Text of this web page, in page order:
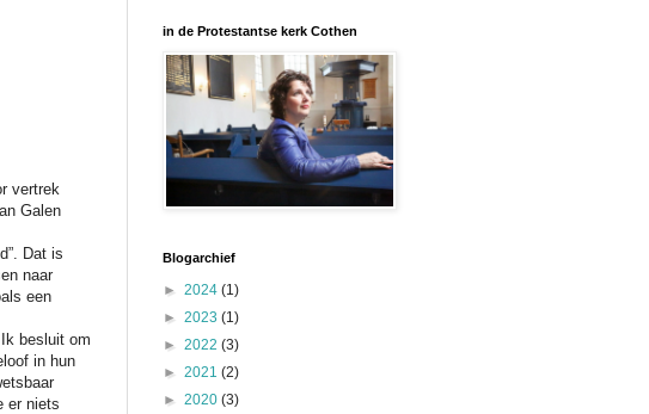
vertrek
Galen
Dat is
naar
een
besluit om
in hun
er niets
in de Protestantse kerk Cothen
Blogarchief
► 2024 (1)
► 2023 (1)
► 2022 (3)
► 2021 (2)
► 2020 (3)